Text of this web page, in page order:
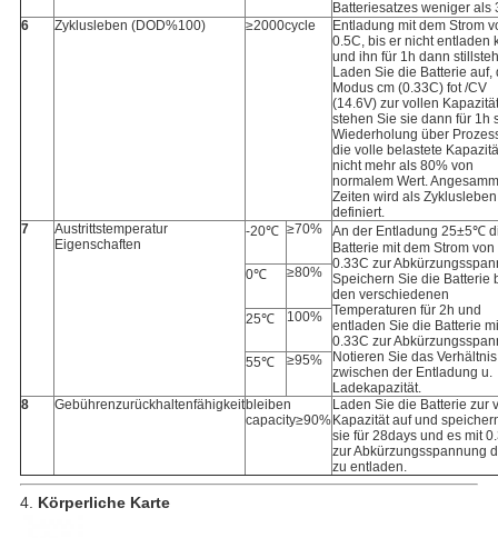
Batteriesatzes weniger
6
Zyklusleben (DOD%100) ≥2000cycle
Entladung mit dem Strom
0.5C, bis er nicht entladen
und ihn für 1h dann
Laden Sie die Batterie auf,
Modus cm (0.33C) fot /CV
(14.6V) zur vollen
stehen Sie sie dann für 1h
Wiederholung über
die volle belastete
nicht mehr als 80% von
normalem Wert.
Zeiten wird als Zyklusleben
definiert.
7
Austrittstemperatur
Eigenschaften
-20℃ ≥70%
An der Entladung 25±5℃
Batterie mit dem Strom von
0.33C zur
Speichern Sie die Batterie
den verschiedenen
Temperaturen für 2h und
entladen Sie die Batterie
0.33C zur
Notieren Sie das Verhältnis
zwischen der Entladung u.
Ladekapazität.
0℃ ≥80%
25℃ 100%
55℃ ≥95%
8 Gebührenzurückhaltenfähigkeitbleiben
capacity≥90%
Laden Sie die Batterie zur
Kapazität auf und
sie für 28days und es mit
zur Abkürzungsspannung
zu entladen.
4. Körperliche Karte